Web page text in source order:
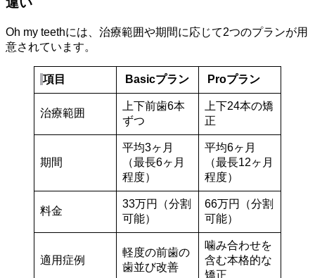
Oh my teethには、治療範囲や期間に応じて2つのプランが用
意されています。
項目 Basicプラン Proプラン
治療範囲
上下前歯6本
ずつ
上下24本の矯
正
期間
平均3ヶ月
（最長6ヶ月
程度）
平均6ヶ月
（最長12ヶ月
程度）
料金
33万円（分割
可能）
66万円（分割
可能）
適用症例
軽度の前歯の
歯並び改善
噛み合わせを
含む本格的な
矯正